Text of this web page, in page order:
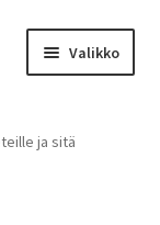
Valikko
ja sitä